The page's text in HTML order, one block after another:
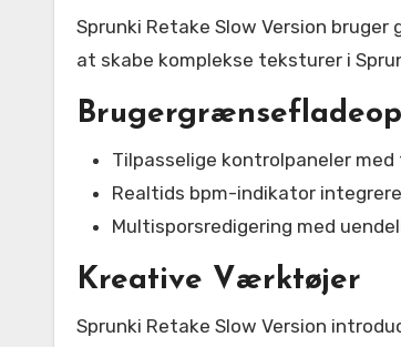
Sprunki Retake Slow Version
at skabe komplekse teksturer i
Tilpasselige kontrolpaneler
Realtids bpm-indikator
Multisporsredigering med
Kreative Værktøjer
Sprunki Retake Slow Version